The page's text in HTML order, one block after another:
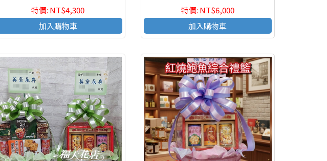
特價: NT$4,300
加入購物車
特價: NT$6,000
加入購物車